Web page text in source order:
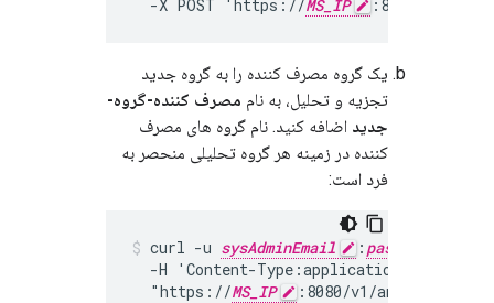
  -X POST 'https://
MS_IP :8080/v1/
یک گروه مصرف کننده را به گروه جدید
تجزیه و تحلیل، به نام مصرف کننده-گروه-
جدید اضافه کنید. نام گروه های مصرف
کننده در زمینه هر گروه تحلیلی منحصر به
فرد است:
curl -u sysAdminEmail : passWord
  -H 'Content-Type:application/json'
  "https://
MS_IP :8080/v1/analytics/